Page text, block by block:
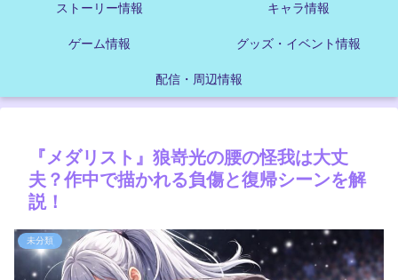
ストーリー情報 キャラ情報
ゲーム情報 グッズ・イベント情報
配信・周辺情報
『メダリスト』狼嵜光の腰の怪我は大丈
夫？作中で描かれる負傷と復帰シーンを解
説！
未分類